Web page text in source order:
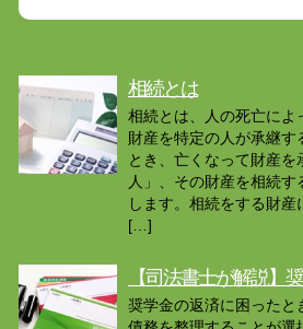
相続とは
相続とは、人の死亡に
財産を特定の人が承継
とき、亡くなって財産
人」、その財産を相続
します。相続をする財
[…]
【司法書士が解説】
奨学金の返済に困った